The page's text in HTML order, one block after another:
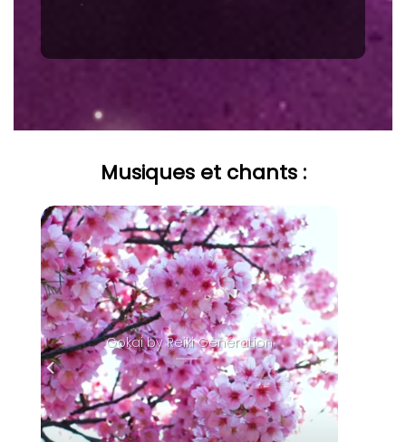
Musiques et chants :
Gokai by Reiki Génération